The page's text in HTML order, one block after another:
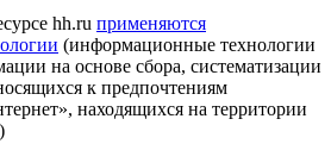
hh.ru применяются
(информационные технологии
на основе сбора, систематизации
к предпочтениям
находящихся на территории